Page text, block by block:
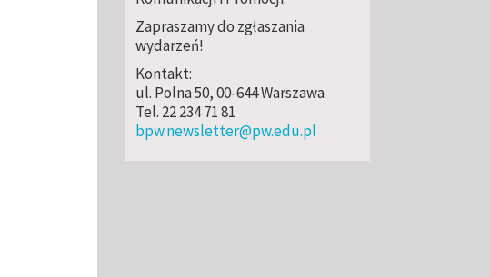
Zapraszamy do zgłaszania
wydarzeń!
Kontakt:
ul. Polna 50, 00-644 Warszawa
Tel. 22 234 71 81
bpw.newsletter@pw.edu.pl